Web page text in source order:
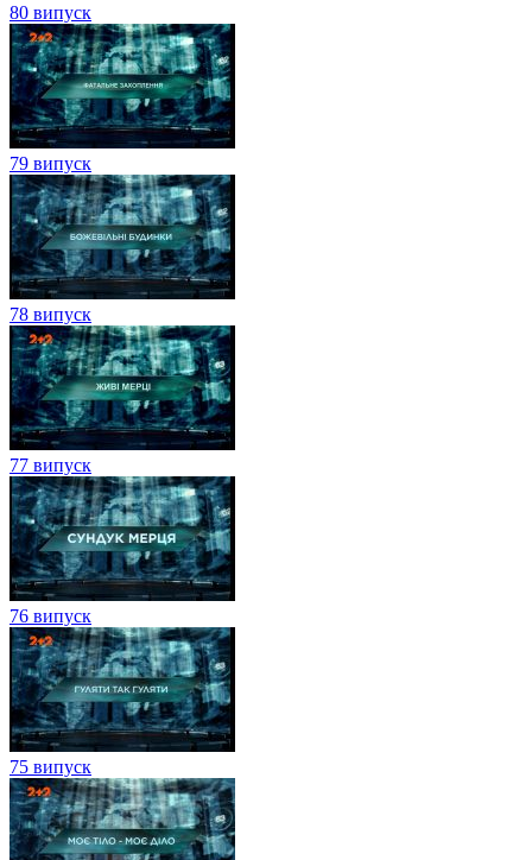
80 випуск
79 випуск
78 випуск
77 випуск
76 випуск
75 випуск